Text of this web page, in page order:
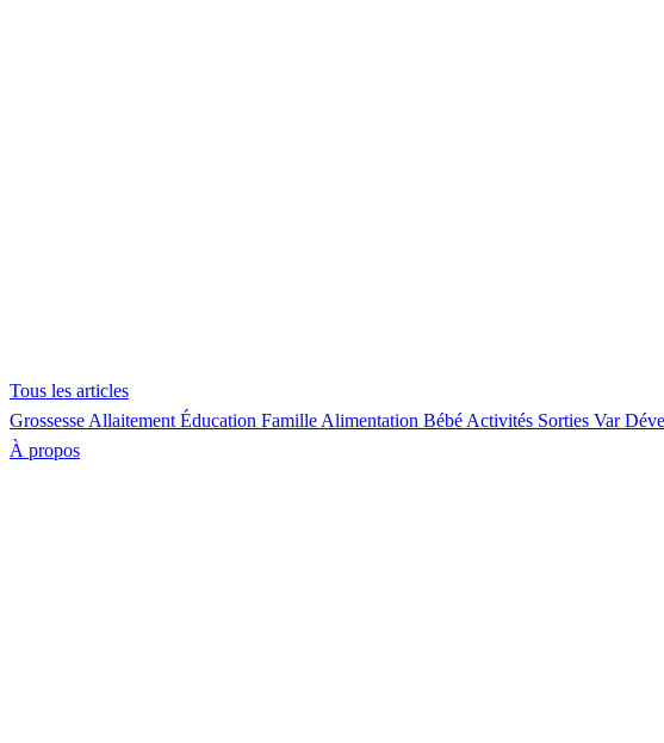
Tous les articles
Grossesse Allaitement Éducation Famille Alimentation Bébé Activités Sorties Var
À propos